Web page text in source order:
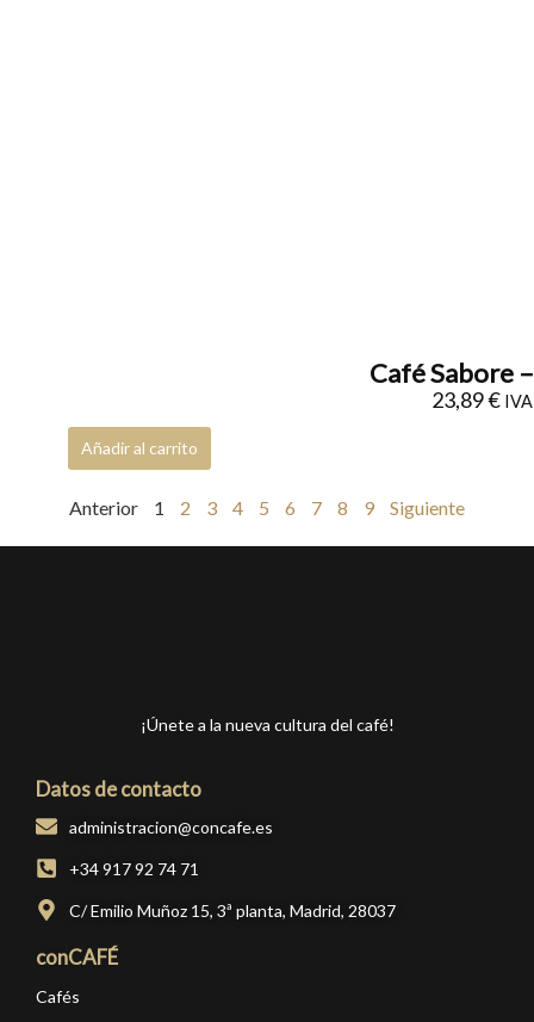
Café Sabore
23,89€
Añadir al carrito
Anterior 1 2 3 4 5 6 7 8 9 Siguiente
¡Únete a la nueva cultura del café!
Datos de contacto
administracion@concafe.es
+34 917 92 74 71
C/ Emilio Muñoz 15, 3ª planta, Madrid, 28037
conCAFÉ
Cafés